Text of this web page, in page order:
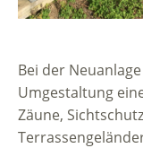
Bei der
Umgestaltung
Zäune,